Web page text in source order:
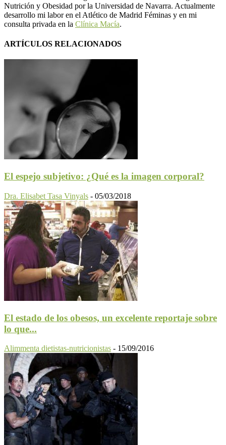
Nutrición y Obesidad por la Universidad de Navarra. Actualmente
desarrollo mi labor en el Atlético de Madrid Féminas y en mi
consulta privada en la Clínica Macía.
ARTÍCULOS RELACIONADOS
El espejo subjetivo: ¿Qué es la imagen corporal?
Dra. Elisabet Tasa Vinyals - 05/03/2018
El estado de los obesos, un excelente reportaje sobre
lo que...
Alimmenta dietistas-nutricionistas - 15/09/2016